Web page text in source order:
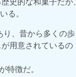
る。
り、昔から多くの歩
用意されているの
徴だ。